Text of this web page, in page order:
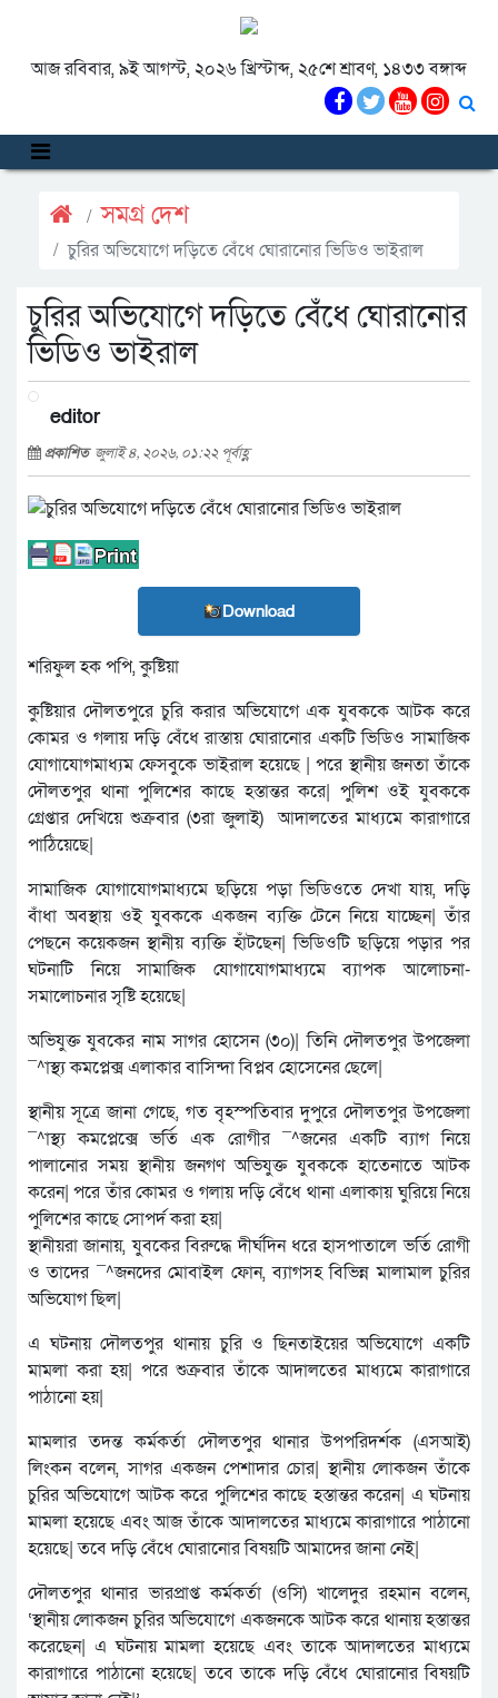
আজ রবিবার, ৯ই আগস্ট, ২০২৬ খ্রিস্টাব্দ, ২৫শে শ্রাবণ, ১৪৩৩ বঙ্গাব্দ
সমগ্র দেশ
চুরির অভিযোগে দড়িতে বেঁধে ঘোরানোর ভিডিও ভাইরাল
চুরির অভিযোগে দড়িতে বেঁধে ঘোরানোর
ভিডিও ভাইরাল
editor
প্রকাশিত জুলাই ৪, ২০২৬, ০১:২২ পূর্বাহ্ণ
Download
শরিফুল হক পপি, কুষ্টিয়া
কুষ্টিয়ার দৌলতপুরে চুরি করার অভিযোগে এক যুবককে আটক করে
কোমর ও গলায় দড়ি বেঁধে রাস্তায় ঘোরানোর একটি ভিডিও সামাজিক
যোগাযোগমাধ্যম ফেসবুকে ভাইরাল হয়েছে | পরে স্থানীয় জনতা তাঁকে
দৌলতপুর থানা পুলিশের কাছে হস্তান্তর করে| পুলিশ ওই যুবককে
গ্রেপ্তার দেখিয়ে শুক্রবার (৩রা জুলাই) আদালতের মাধ্যমে কারাগারে
পাঠিয়েছে|
সামাজিক যোগাযোগমাধ্যমে ছড়িয়ে পড়া ভিডিওতে দেখা যায়, দড়ি
বাঁধা অবস্থায় ওই যুবককে একজন ব্যক্তি টেনে নিয়ে যাচ্ছেন| তাঁর
পেছনে কয়েকজন স্থানীয় ব্যক্তি হাঁটছেন| ভিডিওটি ছড়িয়ে পড়ার পর
ঘটনাটি নিয়ে সামাজিক যোগাযোগমাধ্যমে ব্যাপক আলোচনা-
সমালোচনার সৃষ্টি হয়েছে|
অভিযুক্ত যুবকের নাম সাগর হোসেন (৩০)| তিনি দৌলতপুর উপজেলা
¯^াস্থ্য কমপ্লেক্স এলাকার বাসিন্দা বিপ্লব হোসেনের ছেলে|
স্থানীয় সূত্রে জানা গেছে, গত বৃহস্পতিবার দুপুরে দৌলতপুর উপজেলা
¯^াস্থ্য কমপ্লেক্সে ভর্তি এক রোগীর ¯^জনের একটি ব্যাগ নিয়ে
পালানোর সময় স্থানীয় জনগণ অভিযুক্ত যুবককে হাতেনাতে আটক
করেন| পরে তাঁর কোমর ও গলায় দড়ি বেঁধে থানা এলাকায় ঘুরিয়ে নিয়ে
পুলিশের কাছে সোপর্দ করা হয়|
স্থানীয়রা জানায়, যুবকের বিরুদ্ধে দীর্ঘদিন ধরে হাসপাতালে ভর্তি রোগী
ও তাদের ¯^জনদের মোবাইল ফোন, ব্যাগসহ বিভিন্ন মালামাল চুরির
অভিযোগ ছিল|
এ ঘটনায় দৌলতপুর থানায় চুরি ও ছিনতাইয়ের অভিযোগে একটি
মামলা করা হয়| পরে শুক্রবার তাঁকে আদালতের মাধ্যমে কারাগারে
পাঠানো হয়|
মামলার তদন্ত কর্মকর্তা দৌলতপুর থানার উপপরিদর্শক (এসআই)
লিংকন বলেন, সাগর একজন পেশাদার চোর| স্থানীয় লোকজন তাঁকে
চুরির অভিযোগে আটক করে পুলিশের কাছে হস্তান্তর করেন| এ ঘটনায়
মামলা হয়েছে এবং আজ তাঁকে আদালতের মাধ্যমে কারাগারে পাঠানো
হয়েছে| তবে দড়ি বেঁধে ঘোরানোর বিষয়টি আমাদের জানা নেই|
দৌলতপুর থানার ভারপ্রাপ্ত কর্মকর্তা (ওসি) খালেদুর রহমান বলেন,
‘স্থানীয় লোকজন চুরির অভিযোগে একজনকে আটক করে থানায় হস্তান্তর
করেছেন| এ ঘটনায় মামলা হয়েছে এবং তাকে আদালতের মাধ্যমে
কারাগারে পাঠানো হয়েছে| তবে তাকে দড়ি বেঁধে ঘোরানোর বিষয়টি